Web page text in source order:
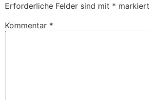
Erforderliche Felder sind mit * markiert
Kommentar *